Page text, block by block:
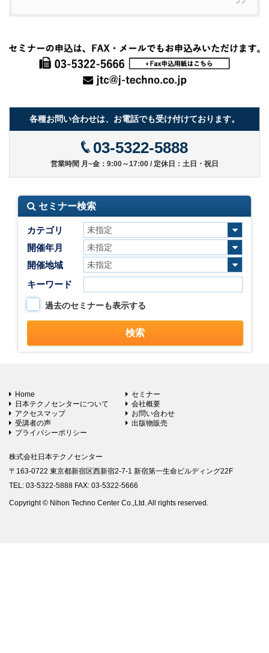
各種お問い合わせは、お電話でも受け付けております。
03-5322-5888
営業時間 月~金：9:00～17:00 / 定休日：土日・祝日
セミナー検索
カテゴリ
開催年月
開催地域
キーワード
過去のセミナーも表示する
Home
セミナー
日本テクノセンターについて
会社概要
アクセスマップ
お問い合わせ
受講者の声
出版物販売
プライバシーポリシー
株式会社日本テクノセンター
〒163-0722 東京都新宿区西新宿2-7-1 新宿第一生命ビルディング22F
TEL: 03-5322-5888 FAX: 03-5322-5666
Copyright © Nihon Techno Center Co.,Ltd. All rights reserved.